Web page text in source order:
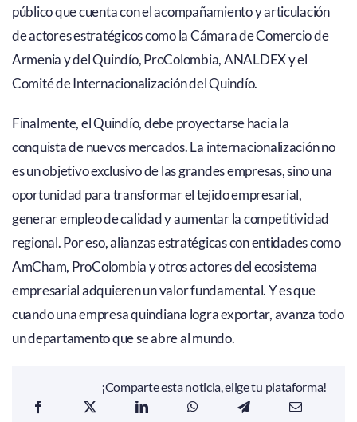
público que cuenta con el acompañamiento y articulación
de actores estratégicos como la Cámara de Comercio de
Armenia y del Quindío, ProColombia, ANALDEX y el
Comité de Internacionalización del Quindío.
Finalmente, el Quindío, debe proyectarse hacia la
conquista de nuevos mercados. La internacionalización no
es un objetivo exclusivo de las grandes empresas, sino una
oportunidad para transformar el tejido empresarial,
generar empleo de calidad y aumentar la competitividad
regional. Por eso, alianzas estratégicas con entidades como
AmCham, ProColombia y otros actores del ecosistema
empresarial adquieren un valor fundamental. Y es que
cuando una empresa quindiana logra exportar, avanza todo
un departamento que se abre al mundo.
¡Comparte esta noticia, elige tu plataforma!